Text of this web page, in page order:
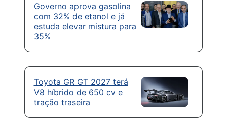
Governo aprova gasolina
com 32% de etanol e já
estuda elevar mistura para
35%
Toyota GR GT 2027 terá
V8 híbrido de 650 cv e
tração traseira